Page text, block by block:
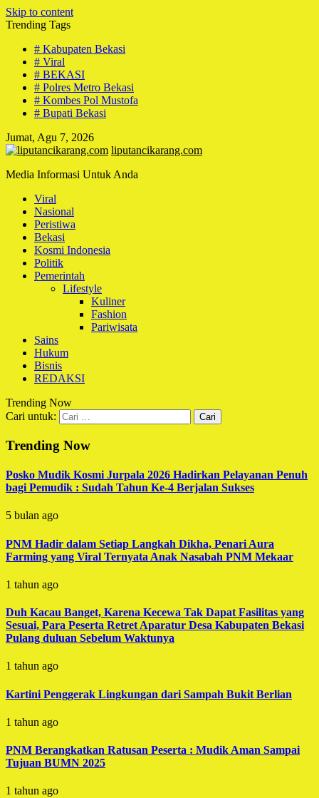
Skip to content
Trending Tags
# Kabupaten Bekasi
# Viral
# BEKASI
# Polres Metro Bekasi
# Kombes Pol Mustofa
# Bupati Bekasi
Jumat, Agu 7, 2026
liputancikarang.com
Media Informasi Untuk Anda
Viral
Nasional
Peristiwa
Bekasi
Kosmi Indonesia
Politik
Pemerintah
Lifestyle
Kuliner
Fashion
Pariwisata
Sains
Hukum
Bisnis
REDAKSI
Trending Now
Cari untuk:
Trending Now
Posko Mudik Kosmi Jurpala 2026 Hadirkan Pelayanan Penuh
bagi Pemudik : Sudah Tahun Ke-4 Berjalan Sukses
5 bulan ago
PNM Hadir dalam Setiap Langkah Dikha, Penari Aura
Farming yang Viral Ternyata Anak Nasabah PNM Mekaar
1 tahun ago
Duh Kacau Banget, Karena Kecewa Tak Dapat Fasilitas yang
Sesuai, Para Peserta Retret Aparatur Desa Kabupaten Bekasi
Pulang duluan Sebelum Waktunya
1 tahun ago
Kartini Penggerak Lingkungan dari Sampah Bukit Berlian
1 tahun ago
PNM Berangkatkan Ratusan Peserta : Mudik Aman Sampai
Tujuan BUMN 2025
1 tahun ago